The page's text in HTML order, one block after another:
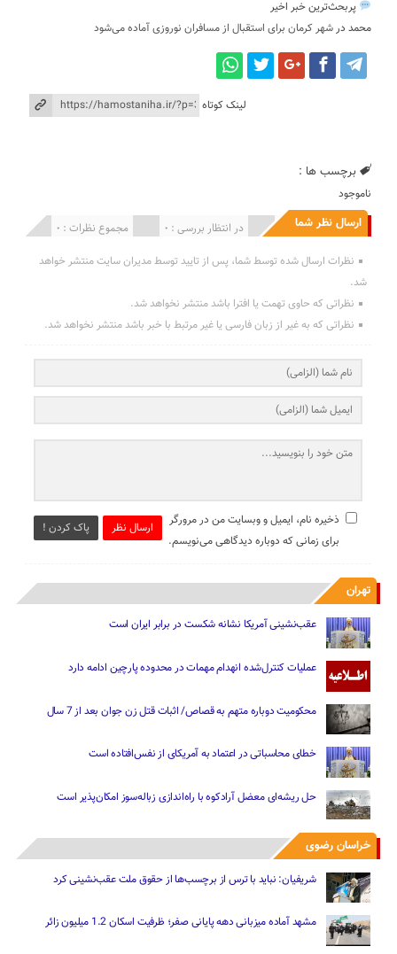
پربحث‌ترین خبر اخیر
محمد درشهر کرمان برای استقبال از مسافران نوروزی آماده می‌شود
لینک کوتاه
برچسب ها :
ناموجود
ارسال نظر شما مجموع نظرات : 0 در انتظار بررسی : 0 انتشار یافته : 0
نظرات ارسال شده توسط شما، پس از تایید توسط مدیران سایت منتشر خواهد
شد.
نظراتی که حاوی تهمت یا افترا باشد منتشر نخواهد شد.
نظراتی که به غیر از زبان فارسی یا غیر مرتبط با خبر باشد منتشر نخواهد شد.
ارسال نظر پاک کردن !
ذخیره نام، ایمیل و وبسایت من در مرورگر
برای زمانی که دوباره دیدگاهی می‌نویسم.
تهران
عقب‌نشینی آمریکا نشانه شکست در برابر ایران است
عملیات کنترل‌شده انهدام مهمات در محدوده پارچین ادامه دارد
محکومیت دوباره متهم به قصاص/ اثبات قتل زن جوان بعد از 7 سال
خطای محاسباتی در اعتماد به آمریکای از نفس‌افتاده است
حل ریشه‌ای معضل آرادکوه با راه‌اندازی زباله‌سوز امکان‌پذیر است
خراسان رضوی
شریفیان: نباید با ترس از برچسب‌ها از حقوق ملت عقب‌نشینی کرد
مشهد آماده میزبانی دهه پایانی صفر؛ ظرفیت اسکان 1.2 میلیون زائر